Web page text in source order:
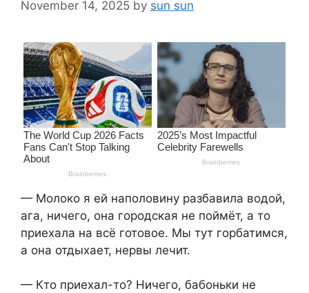
November 14, 2025 by sun sun
— Молоко я ей наполовину разбавила водой,
ага, ничего, она городская не поймёт, а то
приехала на всё готовое. Мы тут горбатимся,
а она отдыхает, нервы лечит.
— Кто приехал-то? Ничего, бабоньки не